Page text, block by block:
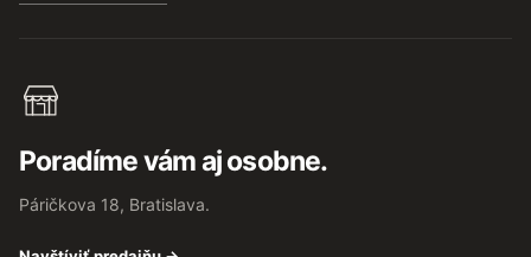
Poradíme vám aj osobne.
Páričkova 18, Bratislava.